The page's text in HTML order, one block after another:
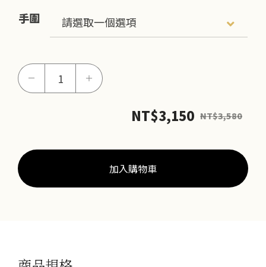
手圍
－
珠
＋
NT$3,150 NT$3,580
加入購物車